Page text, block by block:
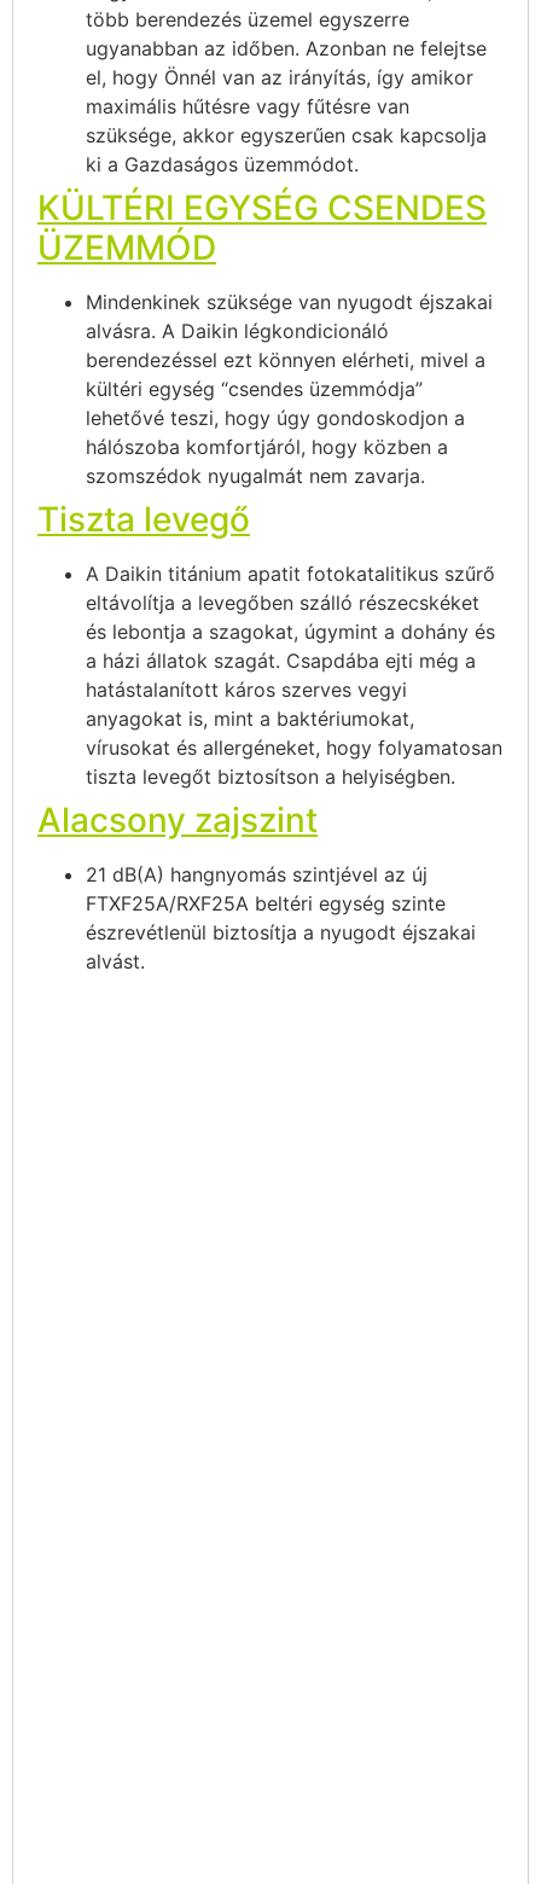
több berendezés üzemel egyszerre
ugyanabban az időben. Azonban ne felejtse
el, hogy Önnél van az irányítás, így amikor
maximális hűtésre vagy fűtésre van
szüksége, akkor egyszerűen csak kapcsolja
ki a Gazdaságos üzemmódot.
KÜLTÉRI EGYSÉG CSENDES
ÜZEMMÓD
Mindenkinek szüksége van nyugodt éjszakai
alvásra. A Daikin légkondicionáló
berendezéssel ezt könnyen elérheti, mivel a
kültéri egység “csendes üzemmódja”
lehetővé teszi, hogy úgy gondoskodjon a
hálószoba komfortjáról, hogy közben a
szomszédok nyugalmát nem zavarja.
Tiszta levegő
A Daikin titánium apatit fotokatalitikus szűrő
eltávolítja a levegőben szálló részecskéket
és lebontja a szagokat, úgymint a dohány és
a házi állatok szagát. Csapdába ejti még a
hatástalanított káros szerves vegyi
anyagokat is, mint a baktériumokat,
vírusokat és allergéneket, hogy folyamatosan
tiszta levegőt biztosítson a helyiségben.
Alacsony zajszint
21 dB(A) hangnyomás szintjével az új
FTXF25A/RXF25A beltéri egység szinte
észrevétlenül biztosítja a nyugodt éjszakai
alvást.